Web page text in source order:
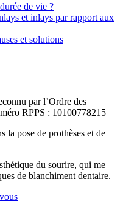
de vie ?
et inlays par rapport aux
et solutions
par l’Ordre des
RPPS : 10100778215
la pose de prothèses et de
du sourire, qui me
de blanchiment dentaire.